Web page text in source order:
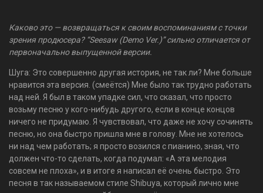
Каково это — возвращаться к своим воспоминаниям с точки
зрения продюсера? “Seesaw (Demo Ver.)” сильно отличается от
первоначально выпущенной версии.
Шуга: Это совершенно другая история, не так ли? Мне больше
нравится эта версия. (смеётся) Мне было так трудно работать
над ней. Я был в таком упадке сил, что сказал, что просто
возьму песню у кого-нибудь другого, если в конце концов
ничего не придумаю. Я чувствовал, что даже не хочу сочинять
песню, но она быстро пришла мне в голову. Мне не хотелось
ни над чем работать; я просто возился с пианино, зная, что
должен что-то сделать, когда подумал: «А эта мелодия
совсем не плоха», и в итоге я написал её очень быстро. Это
песня в так называемом стиле Shibuya, который лично мне